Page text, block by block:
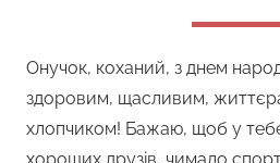
Онучок, коханий, з днем
здоровим, щасливим,
хлопчиком! Бажаю, щоб у